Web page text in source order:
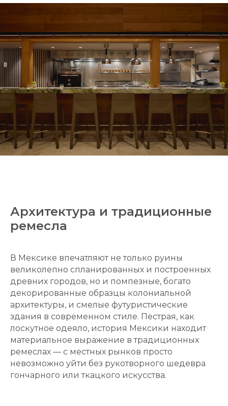
Архитектура и традиционные
ремесла
В Мексике впечатляют не только руины
великолепно спланированных и построенных
древних городов, но и помпезные, богато
декорированные образцы колониальной
архитектуры, и смелые футуристические
здания в современном стиле. Пестрая, как
лоскутное одеяло, история Мексики находит
материальное выражение в традиционных
ремеслах — с местных рынков просто
невозможно уйти без рукотворного шедевра
гончарного или ткацкого искусства.